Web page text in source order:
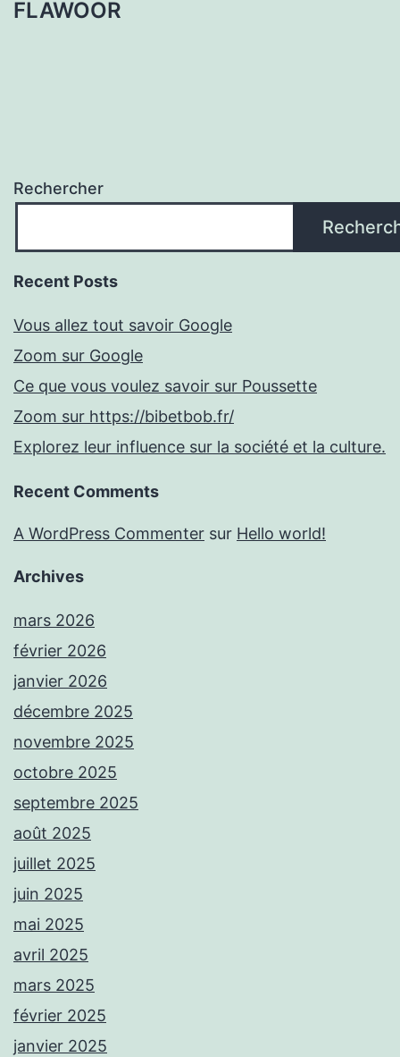
FLAWOOR
Rechercher
Recent Posts
Vous allez tout savoir Google
Zoom sur Google
Ce que vous voulez savoir sur Poussette
Zoom sur https://bibetbob.fr/
Explorez leur influence sur la société et la culture.
Recent Comments
A WordPress Commenter sur Hello world!
Archives
mars 2026
février 2026
janvier 2026
décembre 2025
novembre 2025
octobre 2025
septembre 2025
août 2025
juillet 2025
juin 2025
mai 2025
avril 2025
mars 2025
février 2025
janvier 2025